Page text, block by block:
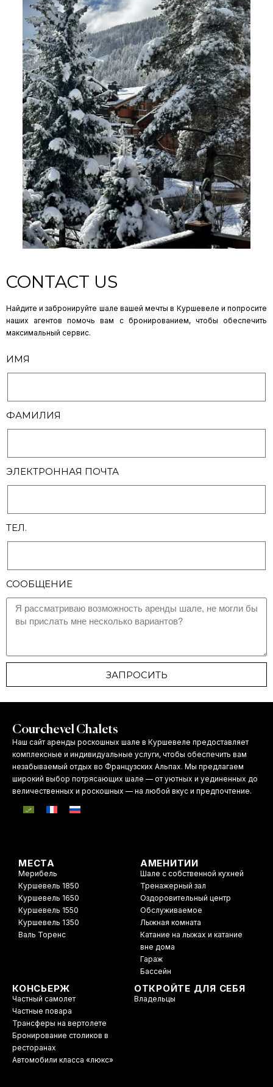
CONTACT US
Найдите и забронируйте шале вашей мечты в Куршевеле и попросите
наших агентов помочь вам с бронированием, чтобы обеспечить
максимальный сервис.
ИМЯ
ФАМИЛИЯ
ЭЛЕКТРОННАЯ ПОЧТА
ТЕЛ.
СООБЩЕНИЕ
ЗАПРОСИТЬ
Courchevel Chalets
Наш сайт аренды роскошных шале в Куршевеле предоставляет
комплексные и индивидуальные услуги, чтобы обеспечить вам
незабываемый отдых во Французских Альпах. Мы предлагаем
широкий выбор потрясающих шале — от уютных и уединенных до
величественных и роскошных — на любой вкус и предпочтение.
МЕСТА
Мерибель
Куршевель 1850
Куршевель 1650
Куршевель 1550
Куршевель 1350
Валь Торенс
АМЕНИТИИ
Шале с собственной кухней
Тренажерный зал
Оздоровительный центр
Обслуживаемое
Лыжная комната
Катание на лыжах и катание
вне дома
Гараж
Бассейн
КОНСЬЕРЖ
Частный самолет
Частные повара
Трансферы на вертолете
Бронирование столиков в
ресторанах
Автомобили класса «люкс»
ОТКРОЙТЕ ДЛЯ СЕБЯ
Владельцы